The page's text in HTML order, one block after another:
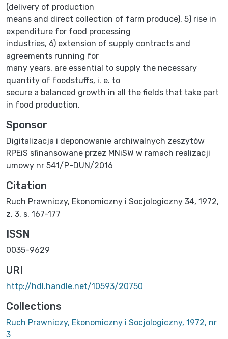
(delivery of production
means and direct collection of farm produce), 5) rise in
expenditure for food processing
industries, 6) extension of supply contracts and
agreements running for
many years, are essential to supply the necessary
quantity of foodstuffs, i. e. to
secure a balanced growth in all the fields that take part
in food production.
Sponsor
Digitalizacja i deponowanie archiwalnych zeszytów
RPEiS sfinansowane przez MNiSW w ramach realizacji
umowy nr 541/P-DUN/2016
Citation
Ruch Prawniczy, Ekonomiczny i Socjologiczny 34, 1972,
z. 3, s. 167-177
ISSN
0035-9629
URI
http://hdl.handle.net/10593/20750
Collections
Ruch Prawniczy, Ekonomiczny i Socjologiczny, 1972, nr
3